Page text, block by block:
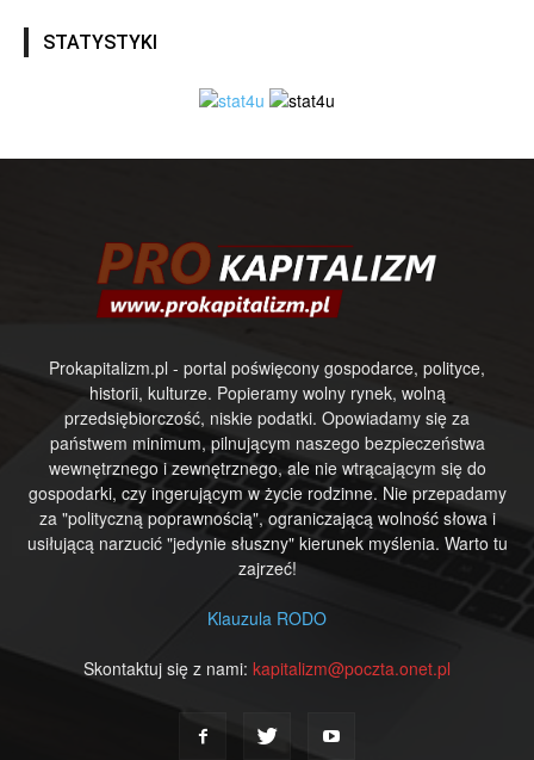
STATYSTYKI
Prokapitalizm.pl - portal poświęcony gospodarce, polityce,
historii, kulturze. Popieramy wolny rynek, wolną
przedsiębiorczość, niskie podatki. Opowiadamy się za
państwem minimum, pilnującym naszego bezpieczeństwa
wewnętrznego i zewnętrznego, ale nie wtrącającym się do
gospodarki, czy ingerującym w życie rodzinne. Nie przepadamy
za "polityczną poprawnością", ograniczającą wolność słowa i
usiłującą narzucić "jedynie słuszny" kierunek myślenia. Warto tu
zajrzeć!
Klauzula RODO
Skontaktuj się z nami: kapitalizm@poczta.onet.pl